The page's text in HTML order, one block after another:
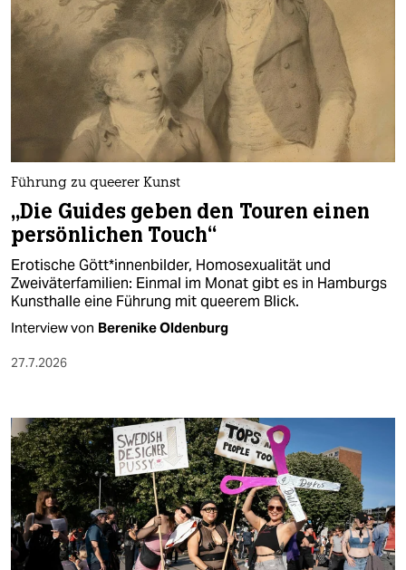
Führung zu queerer Kunst
„Die Guides geben den Touren einen
persönlichen Touch“
Erotische Gött*innenbilder, Homosexualität und
Zweiväterfamilien: Einmal im Monat gibt es in Hamburgs
Kunsthalle eine Führung mit queerem Blick.
Interview von Berenike Oldenburg
27.7.2026